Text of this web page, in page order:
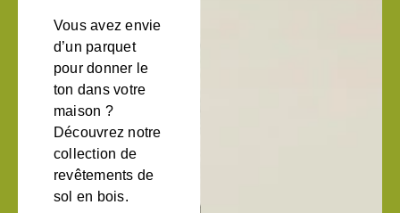
Vous avez envie
d’un parquet
pour donner le
ton dans votre
maison ?
Découvrez notre
collection de
revêtements de
sol en bois.